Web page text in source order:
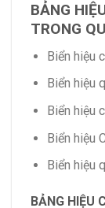
BẢNG
TRONG
Biển hiệu
Biển hiệu
Biển hiệu
Biển hiệu
Biển hiệu
BẢNG HIỆU